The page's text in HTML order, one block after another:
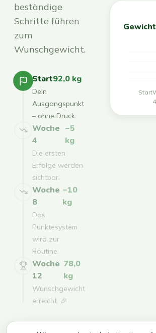
beständige
Schritte führen
zum
Wunschgewicht.
Start92,0 kg
Dein
Ausgangspunkt
– ohne Druck.
Woche
4
−5
kg
Die ersten
Erfolge werden
sichtbar.
Woche
8
−10
kg
Das
Punktesystem
wird zur
Routine.
Woche
12
78,0
kg
Wunschgewicht
erreicht. 🎉
Start
4